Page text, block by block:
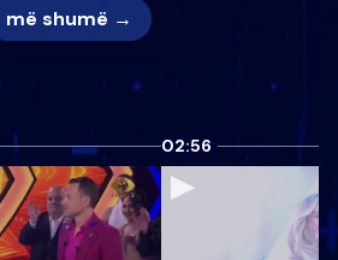
më shumë →
02:56